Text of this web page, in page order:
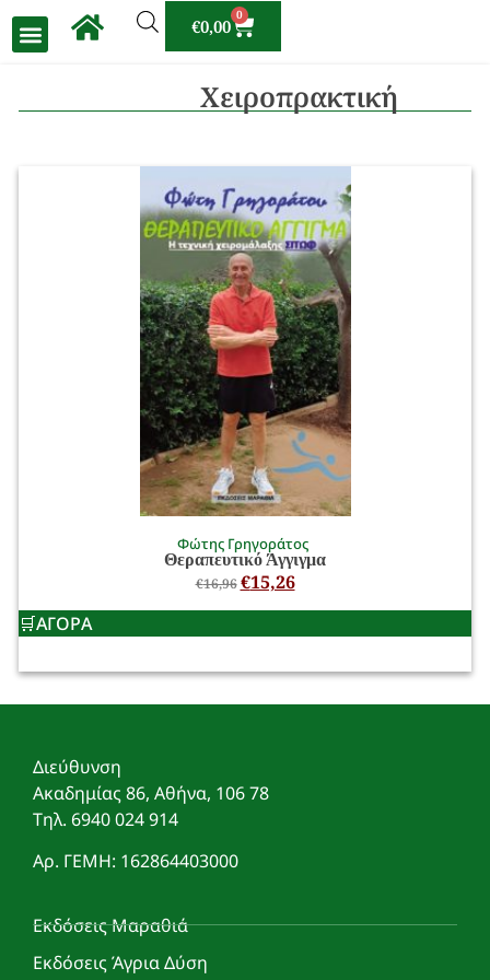
€0,00
0
Χειροπρακτική
Φώτης Γρηγοράτος
Θεραπευτικό Άγγιγμα
€16,96 €15,26
ΑΓΟΡΑ
Διεύθυνση
Ακαδημίας 86, Αθήνα, 106 78
Τηλ. 6940 024 914
Αρ. ΓΕΜΗ: 162864403000
Εκδόσεις Μαραθιά
Εκδόσεις Άγρια Δύση